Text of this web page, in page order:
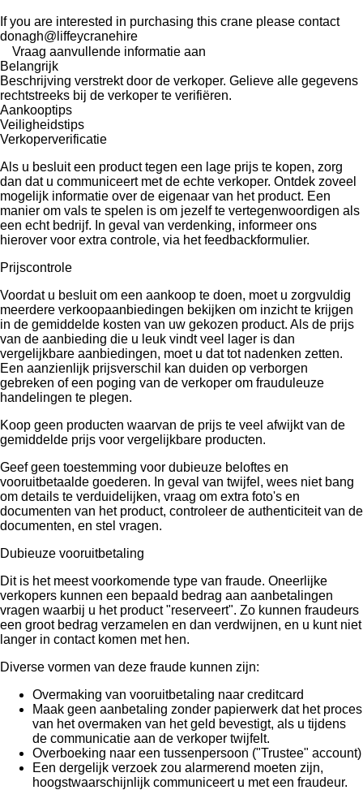
If you are interested in purchasing this crane please contact
donagh@liffeycranehire
Vraag aanvullende informatie aan
Belangrijk
Beschrijving verstrekt door de verkoper. Gelieve alle gegevens
rechtstreeks bij de verkoper te verifiëren.
Aankooptips
Veiligheidstips
Verkoperverificatie
Als u besluit een product tegen een lage prijs te kopen, zorg
dan dat u communiceert met de echte verkoper. Ontdek zoveel
mogelijk informatie over de eigenaar van het product. Een
manier om vals te spelen is om jezelf te vertegenwoordigen als
een echt bedrijf. In geval van verdenking, informeer ons
hierover voor extra controle, via het feedbackformulier.
Prijscontrole
Voordat u besluit om een ​​aankoop te doen, moet u zorgvuldig
meerdere verkoopaanbiedingen bekijken om inzicht te krijgen
in de gemiddelde kosten van uw gekozen product. Als de prijs
van de aanbieding die u leuk vindt veel lager is dan
vergelijkbare aanbiedingen, moet u dat tot nadenken zetten.
Een aanzienlijk prijsverschil kan duiden op verborgen
gebreken of een poging van de verkoper om frauduleuze
handelingen te plegen.
Koop geen producten waarvan de prijs te veel afwijkt van de
gemiddelde prijs voor vergelijkbare producten.
Geef geen toestemming voor dubieuze beloftes en
vooruitbetaalde goederen. In geval van twijfel, wees niet bang
om details te verduidelijken, vraag om extra foto's en
documenten van het product, controleer de authenticiteit van de
documenten, en stel vragen.
Dubieuze vooruitbetaling
Dit is het meest voorkomende type van fraude. Oneerlijke
verkopers kunnen een bepaald bedrag aan aanbetalingen
vragen waarbij u het product "reserveert". Zo kunnen fraudeurs
een groot bedrag verzamelen en dan verdwijnen, en u kunt niet
langer in contact komen met hen.
Diverse vormen van deze fraude kunnen zijn:
Overmaking van vooruitbetaling naar creditcard
Maak geen aanbetaling zonder papierwerk dat het proces
van het overmaken van het geld bevestigt, als u tijdens
de communicatie aan de verkoper twijfelt.
Overboeking naar een tussenpersoon ("Trustee" account)
Een dergelijk verzoek zou alarmerend moeten zijn,
hoogstwaarschijnlijk communiceert u met een fraudeur.